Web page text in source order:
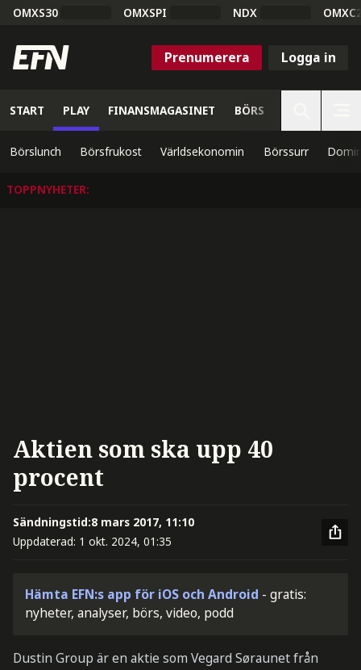
OMXS30 OMXSPI NDX
Prenumerera Logga in
START PLAY FINANSMAGASINET BÖRS
Börslunch Börsfrukost Världsekonomin Börssurr
TOPPNYHETER:
Aktien som ska upp 40
procent
Sändningstid:8 mars 2017, 11:10
Uppdaterad: 1 okt. 2024, 01:35
Hämta EFN:s app för iOS och Android - gratis:
nyheter, analyser, börs, video, podd
Dustin Group är en aktie som Vegard Søraunet från